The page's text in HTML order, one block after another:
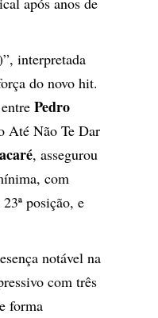
interpretada
do novo hit.
Pedro
Até Não Te Dar
, assegurou
com
posição, e
notável na
com três
forma